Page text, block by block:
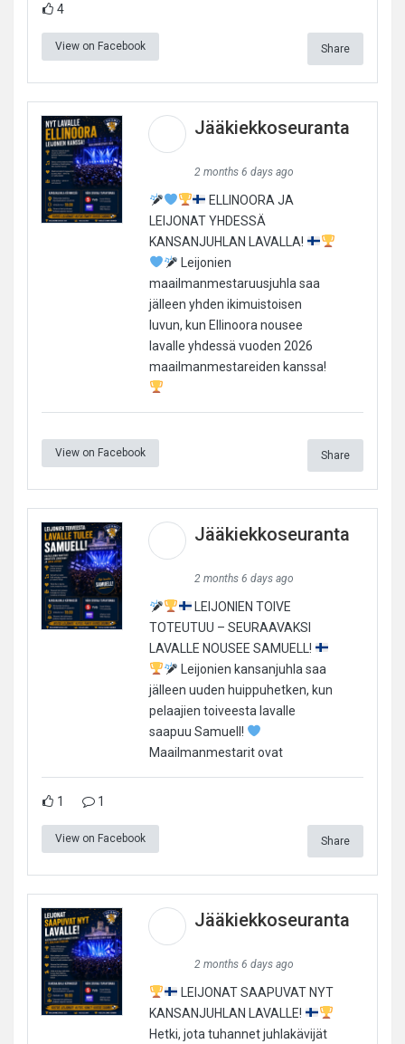
4
View on Facebook Share
Jääkiekkoseuranta
2 months 6 days ago
ELLINOORA JA
LEIJONAT YHDESSÄ
KANSANJUHLAN LAVALLA!
Leijonien
maailmanmestaruusjuhla saa
jälleen yhden ikimuistoisen
luvun, kun Ellinoora nousee
lavalle yhdessä vuoden 2026
maailmanmestareiden kanssa!
View on Facebook Share
Jääkiekkoseuranta
2 months 6 days ago
LEIJONIEN TOIVE
TOTEUTUU – SEURAAVAKSI
LAVALLE NOUSEE SAMUELL!
Leijonien kansanjuhla saa
jälleen uuden huippuhetken, kun
pelaajien toiveesta lavalle
saapuu Samuell!
Maailmanmestarit ovat
1 1
View on Facebook Share
Jääkiekkoseuranta
2 months 6 days ago
LEIJONAT SAAPUVAT NYT
KANSANJUHLAN LAVALLE!
Hetki, jota tuhannet juhlakävijät